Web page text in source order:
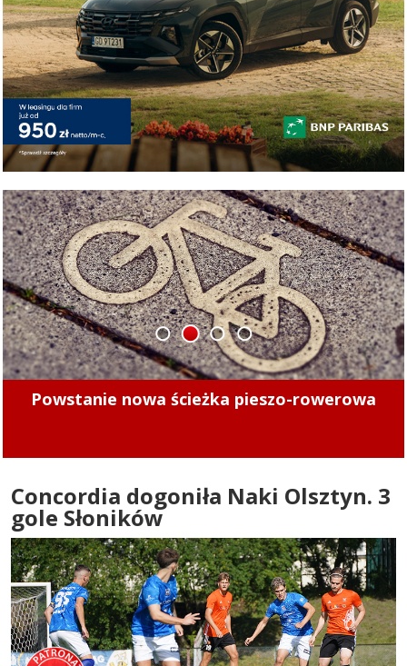
Minęły 4 lata. Sprawdziliśmy, czy kierowcy
1 2 3 4
Concordia dogoniła Naki Olsztyn. 3
gole Słoników